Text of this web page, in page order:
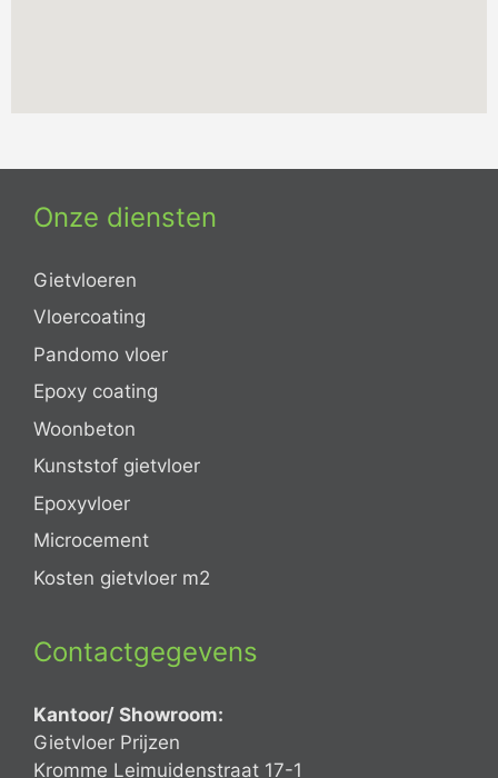
Onze diensten
Gietvloeren
Vloercoating
Pandomo vloer
Epoxy coating
Woonbeton
Kunststof gietvloer
Epoxyvloer
Microcement
Kosten gietvloer m2
Contactgegevens
Kantoor/ Showroom:
Gietvloer Prijzen
Kromme Leimuidenstraat 17-1